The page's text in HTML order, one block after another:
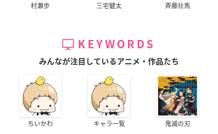
村瀬歩 三宅健太 斉藤壮馬
KEYWORDS
みんなが注目しているアニメ・作品たち
ちいかわ キャラ一覧 鬼滅の刃